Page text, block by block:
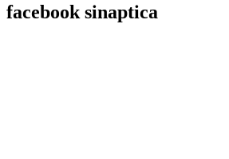
facebook sinaptica